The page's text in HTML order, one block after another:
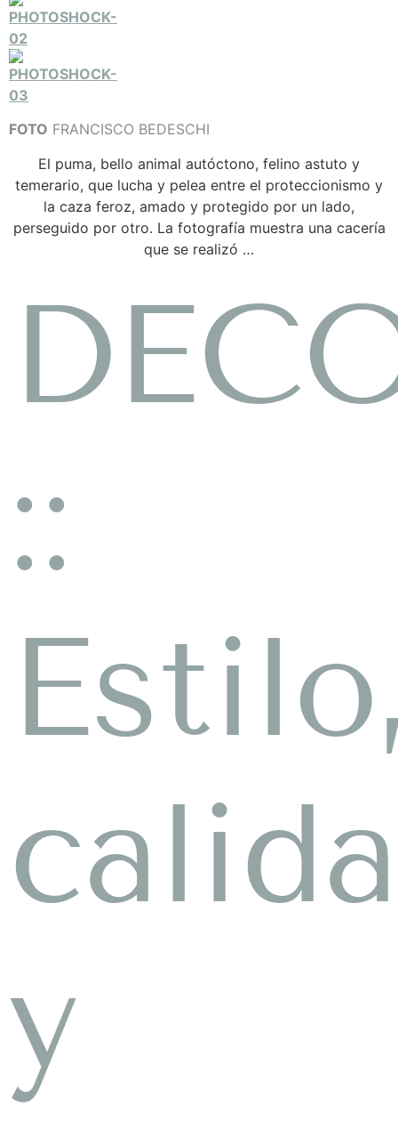
FOTO FRANCISCO BEDESCHI
El puma, bello animal autóctono, felino astuto y
temerario, que lucha y pelea entre el proteccionismo y
la caza feroz, amado y protegido por un lado,
perseguido por otro. La fotografía muestra una cacería
que se realizó …
::
y